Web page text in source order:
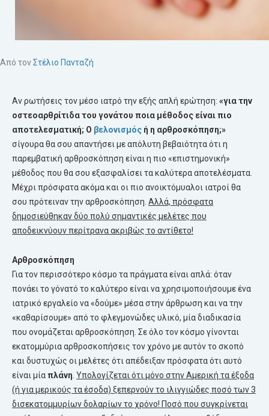
Από τονΣτέλιο Πανταζή
Αν ρωτήσεις τον μέσο ιατρό την εξής απλή ερώτηση: «για την
οστεοαρθρίτιδατου γονάτου ποια μέθοδος είναι πιο
αποτελεσματική; Ο βελονισμός ή η αρθροσκόπηση;»
σίγουρα θα σου απαντήσει με απόλυτη βεβαιότητα ότι η
παρεμβατική αρθροσκόπηση είναι η πιο «επιστημονική»
μέθοδος που θα σου εξασφαλίσει τα καλύτερα αποτελέσματα.
Μέχρι πρόσφατα ακόμα και οι πιο ανοικτόμυαλοι ιατροί θα
σου πρότειναν την αρθροσκόπηση. Αλλά, πρόσφατα
δημοσιεύθηκαν δύο πολύ σημαντικές μελέτες που
αποδεικνύουν περίτρανα ακριβώς το αντίθετο!
Αρθροσκόπηση
Για τον περισσότερο κόσμο τα πράγματα είναι απλά: όταν
πονάει το γόνατό το καλύτερο είναι να χρησιμοποιήσουμε ένα
ιατρικό εργαλείο να «δούμε» μέσα στην άρθρωση και να την
«καθαρίσουμε» από το φλεγμονώδες υλικό, μία διαδικασία
που ονομάζεται αρθροσκόπηση. Σε όλο τον κόσμο γίνονται
εκατομμύρια αρθροσκοπήσεις τον χρόνο με αυτόν το σκοπό
και δυστυχώς οι μελέτες ότι απέδειξαν πρόσφατα ότι αυτό
είναι μίαπλάνη Υπολογίζεται ότι μόνο στην Αμερική τα έξοδα
(ή για μερικούς τα έσοδα) ξεπερνούν το ιλιγγιώδες ποσό των 3
δισεκατομμυρίων δολαρίων το χρόνο! Ποσό που συγκρίνεται